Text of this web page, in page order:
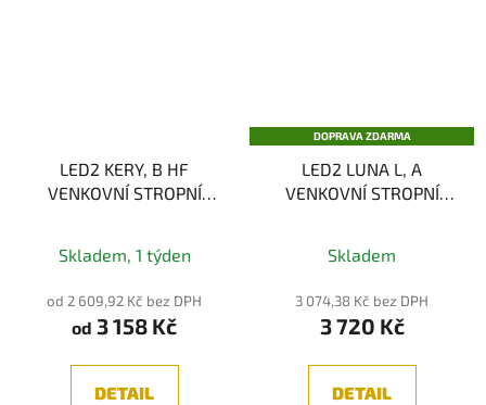
LED2 KERY, B HF
VENKOVNÍ STROPNÍ
Skladem, 1 týden
od 2 609,92 Kč bez DPH
od 3 158 Kč
DETAIL
DOPRAVA ZDARMA
LED2 LUNA L, A
VENKOVNÍ STROPNÍ
Skladem
3 074,38 Kč bez DPH
3 720 Kč
DETAIL